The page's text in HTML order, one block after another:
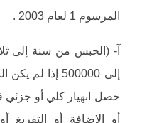
المرسوم 1 لعام 2003 .
إلى 500000 إذا
حصل انهيار كلي أو جزئي
أو الإضافة أو التفريغ